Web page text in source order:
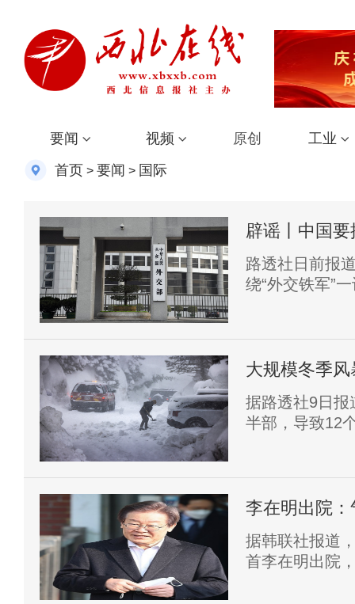
要闻 视频 原创 工业
首页 > 要闻 > 国际
辟谣丨中国要
曲、断章取义
路透社日前报
绕“外交铁军”
大规模冬季
及企业断电
据路透社9日报
半部，导致12
李在明出院
据韩联社报道
首李在明出院